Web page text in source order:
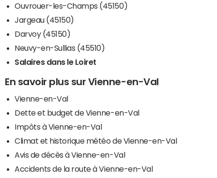
Ouvrouer-les-Champs (45150)
Jargeau (45150)
Darvoy (45150)
Neuvy-en-Sullias (45510)
Salaires dans le Loiret
En savoir plus sur Vienne-en-Val
Vienne-en-Val
Dette et budget de Vienne-en-Val
Impôts à Vienne-en-Val
Climat et historique météo de Vienne-en-Val
Avis de décès à Vienne-en-Val
Accidents de la route à Vienne-en-Val